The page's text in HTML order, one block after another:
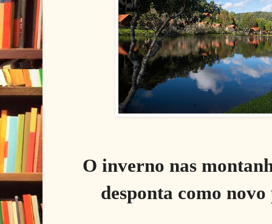
O inverno nas
desponta como